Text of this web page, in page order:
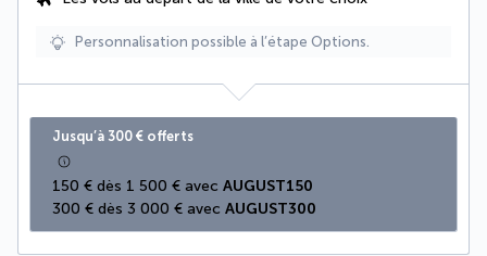
Personnalisation possible à l’étape Options.
Jusqu’à 300 € offerts
150 € dès 1 500 € avec AUGUST150
300 € dès 3 000 € avec AUGUST300